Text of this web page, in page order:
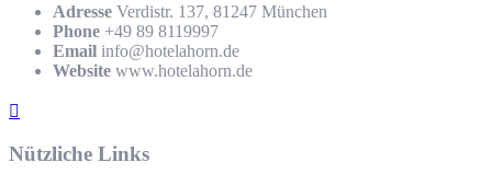
Adresse Verdistr. 137, 81247 München
Phone +49 89 8119997
Email info@hotelahorn.de
Website www.hotelahorn.de
Nützliche Links